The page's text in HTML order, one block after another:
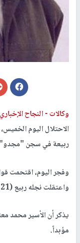
وكالات -النجاح
الاحتلال اليوم
ربيعة في سجن
وفجر اليوم، اقتحمت
واعتقلت نجله ربيع (21 عاماً).
مؤبداً.